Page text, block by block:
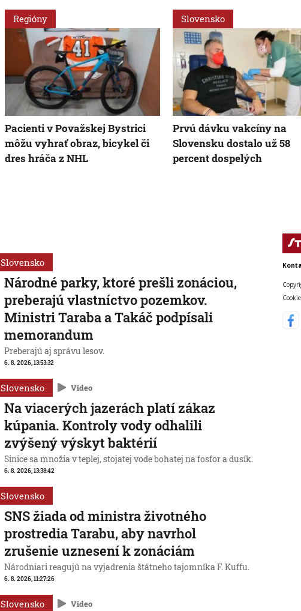
Regióny
Pacienti v Považskej Bystrici
môžu vyhrať obraz, bicykel či
dres hráča z NHL
Slovensko
Prvú dávku vakcíny na
Slovensku dostalo už 58
percent dospelých
Slovensko
Národné parky, ktoré prešli zonáciou,
preberajú vlastníctvo pozemkov.
Ministri Taraba a Takáč podpísali
memorandum
Preberajú aj správu lesov.
6. 8. 2026, 13:53:32
Slovensko Video
Na viacerých jazerách platí zákaz
kúpania. Kontroly vody odhalili
zvýšený výskyt baktérií
Sinice sa množia v teplej, stojatej vode bohatej na fosfor a dusík.
6. 8. 2026, 13:38:42
Slovensko
SNS žiada od ministra životného
prostredia Tarabu, aby navrhol
zrušenie uznesení k zonáciám
Národniari reagujú na vyjadrenia štátneho tajomníka F. Kuffu.
6. 8. 2026, 11:27:26
Slovensko Video